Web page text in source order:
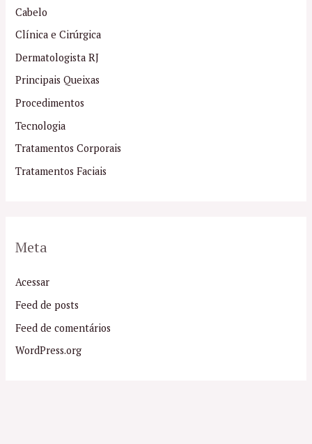
Cabelo
Clínica e Cirúrgica
Dermatologista RJ
Principais Queixas
Procedimentos
Tecnologia
Tratamentos Corporais
Tratamentos Faciais
Meta
Acessar
Feed de posts
Feed de comentários
WordPress.org